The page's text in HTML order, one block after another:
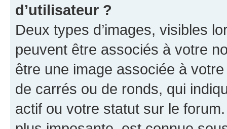
d’utilisateur ?
Deux types d’images, visibles
peuvent être associés à votre
être une image associée à
de carrés ou de ronds, qui
actif ou votre statut sur le